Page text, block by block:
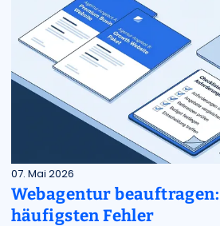
07. Mai 2026
Webagentur beauftragen:
häufigsten Fehler